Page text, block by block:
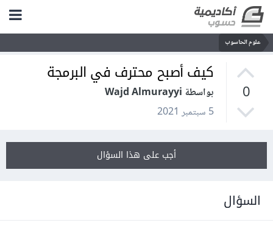
علوم الحاسوب
0
كيف أصبح محترف في البرمجة
بواسطة Wajd Almurayyi
5 سبتمبر 2021
أجب على هذا السؤال
السؤال